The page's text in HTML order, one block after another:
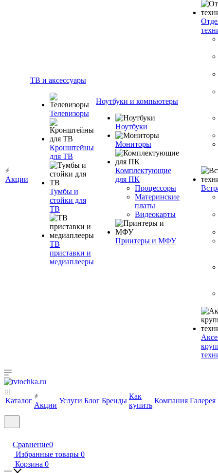
Акции
ТВ и аксессуары
Телевизоры
Кронштейны
для ТВ
Тумбы и
стойки для
ТВ
ТВ
приставки и
медиаплееры
Ноутбуки и компьютеры
Ноутбуки
Мониторы
Комплектующие
для ПК
Процессоры
Материнские
платы
Видеокарты
Принтеры и МФУ
Каталог
Акции
Услуги Блог Бренды
Как
купить
Компания Галерея
Сравнение0
Избранные товары 0
Корзина 0